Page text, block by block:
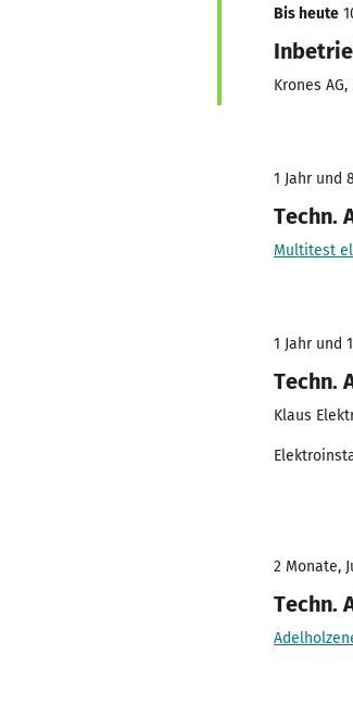
Bis heute
Krones
1 Jahr und
Techn.
Multitest
1 Jahr und
Techn.
Klaus
2 Monate,
Techn.